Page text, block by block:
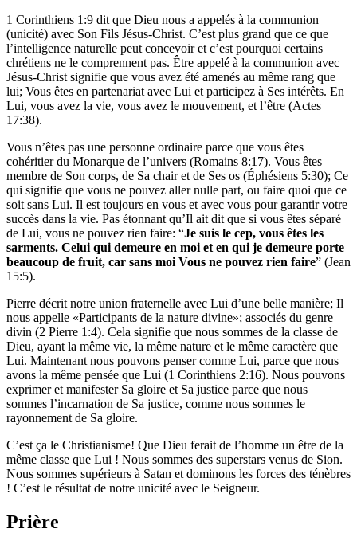
1 Corinthiens 1:9 dit que Dieu nous a appelés à la communion
(unicité) avec Son Fils Jésus-Christ. C’est plus grand que ce que
l’intelligence naturelle peut concevoir et c’est pourquoi certains
chrétiens ne le comprennent pas. Être appelé à la communion avec
Jésus-Christ signifie que vous avez été amenés au même rang que
lui; Vous êtes en partenariat avec Lui et participez à Ses intérêts. En
Lui, vous avez la vie, vous avez le mouvement, et l’être (Actes
17:38).
Vous n’êtes pas une personne ordinaire parce que vous êtes
cohéritier du Monarque de l’univers (Romains 8:17). Vous êtes
membre de Son corps, de Sa chair et de Ses os (Éphésiens 5:30); Ce
qui signifie que vous ne pouvez aller nulle part, ou faire quoi que ce
soit sans Lui. Il est toujours en vous et avec vous pour garantir votre
succès dans la vie. Pas étonnant qu’Il ait dit que si vous êtes séparé
de Lui, vous ne pouvez rien faire: “Je suis le cep, vous êtes les
sarments. Celui qui demeure en moi et en qui je demeure porte
beaucoup de fruit, car sans moi Vous ne pouvez rien faire” (Jean
15:5).
Pierre décrit notre union fraternelle avec Lui d’une belle manière; Il
nous appelle «Participants de la nature divine»; associés du genre
divin (2 Pierre 1:4). Cela signifie que nous sommes de la classe de
Dieu, ayant la même vie, la même nature et le même caractère que
Lui. Maintenant nous pouvons penser comme Lui, parce que nous
avons la même pensée que Lui (1 Corinthiens 2:16). Nous pouvons
exprimer et manifester Sa gloire et Sa justice parce que nous
sommes l’incarnation de Sa justice, comme nous sommes le
rayonnement de Sa gloire.
C’est ça le Christianisme! Que Dieu ferait de l’homme un être de la
même classe que Lui ! Nous sommes des superstars venus de Sion.
Nous sommes supérieurs à Satan et dominons les forces des ténèbres
! C’est le résultat de notre unicité avec le Seigneur.
Prière